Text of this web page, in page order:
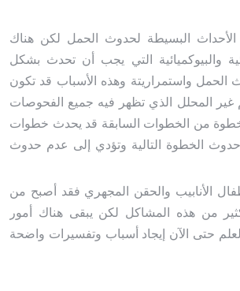
البسيطة لحدوث الحمل لكن هناك
والبيوكميائية التي يجب أن تحدث بشكل
واستمراريتة وهذه الأسباب قد تكون
غير المحلل الذي تظهر فيه جميع الفحوصات
من الخطوات السابقة قد يحدث خطوات
الخطوة التالية وتؤدي إلى عدم حدوث
الأنابيب والحقن المجهري فقد أصبح من
من هذه المشاكل لكن يبقى هناك أمور
حتى الآن إيجاد أسباب وتفسيرات واضحة